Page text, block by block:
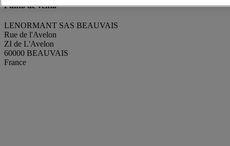
Punto de venta
LENORMANT SAS BEAUVAIS
Rue de l'Avelon
ZI de L'Avelon
60000 BEAUVAIS
France